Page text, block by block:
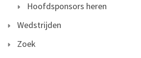
Hoofdsponsors heren
Wedstrijden
Zoek